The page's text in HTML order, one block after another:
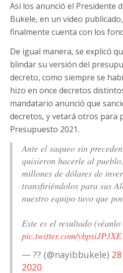
Así los anunció el Presidente
Bukele, en un video
finalmente cuenta con los
De igual manera, se explicó
blindar su versión del
decreto, como siempre se
hizo en once decretos
mandatario anunció que
decretos, y vetará otros para
Presupuesto 2021.
Ante el saqueo sin
quisieron hacerle al
millones de dólares de
transfiriéndolos para sus
nuestro equipo tuvo que
Este es el resultado
pic.twitter.com/ybpsiJP3XE
— ?? (@nayibbukele)
2020